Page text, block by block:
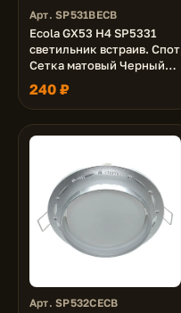
Арт. SP531BECB
Ecola GX53 H4 SP5331
светильник встраив. Спот
Сетка матовый Черный/
Алюм 110х52 (к+)
240 ₽
Арт. SP532CECB